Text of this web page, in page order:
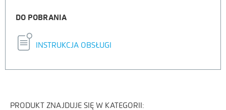
DO POBRANIA
INSTRUKCJA OBSŁUGI
PRODUKT ZNAJDUJE SIĘ W KATEGORII: